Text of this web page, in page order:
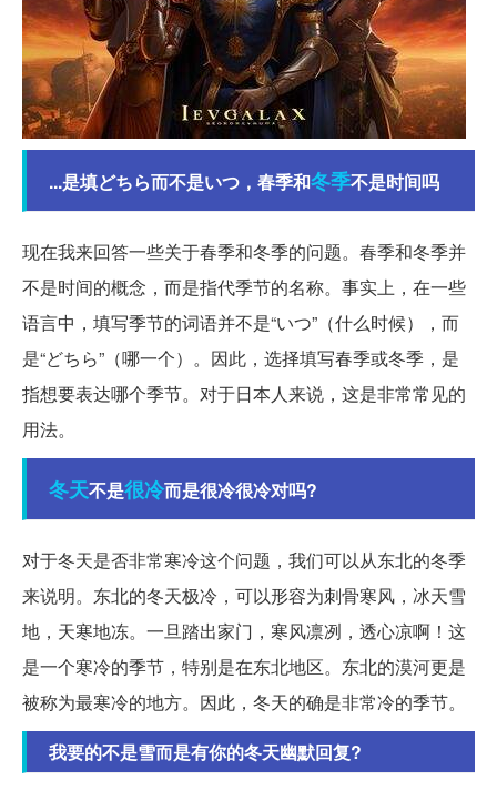
...是填どちら而不是いつ，春季和冬季不是时间吗
现在我来回答一些关于春季和冬季的问题。春季和冬季并
不是时间的概念，而是指代季节的名称。事实上，在一些
语言中，填写季节的词语并不是“いつ”（什么时候），而
是“どちら”（哪一个）。因此，选择填写春季或冬季，是
指想要表达哪个季节。对于日本人来说，这是非常常见的
用法。
冬天不是很冷而是很冷很冷对吗?
对于冬天是否非常寒冷这个问题，我们可以从东北的冬季
来说明。东北的冬天极冷，可以形容为刺骨寒风，冰天雪
地，天寒地冻。一旦踏出家门，寒风凛冽，透心凉啊！这
是一个寒冷的季节，特别是在东北地区。东北的漠河更是
被称为最寒冷的地方。因此，冬天的确是非常冷的季节。
我要的不是雪而是有你的冬天幽默回复?